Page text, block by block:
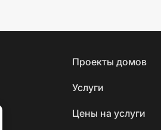
Проекты домов
Услуги
Цены на услуги